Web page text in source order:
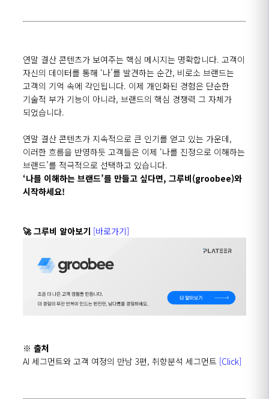
연말 결산 콘텐츠가 보여주는 핵심 메시지는 명확합니다. 고객이
자신의 데이터를 통해 ‘나’를 발견하는 순간, 비로소 브랜드는
고객의 기억 속에 각인됩니다. 이제 개인화된 경험은 단순한
기술적 부가 기능이 아니라, 브랜드의 핵심 경쟁력 그 자체가
되었습니다.
연말 결산 콘텐츠가 지속적으로 큰 인기를 얻고 있는 가운데,
이러한 흐름을 반영하듯 고객들은 이제 ‘나를 진정으로 이해하는
브랜드’를 적극적으로 선택하고 있습니다.
‘나를 이해하는 브랜드’를 만들고 싶다면, 그루비(groobee)와
시작하세요!
🚀그루비 알아보기 [바로가기]
※ 출처
AI 세그먼트와 고객 여정의 만남 3편, 취향분석 세그먼트 [Click]